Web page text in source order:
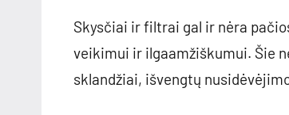
Skysčiai ir filtrai gal ir nėra
veikimui ir ilgaamžiškumui. Šie
sklandžiai, išvengtų